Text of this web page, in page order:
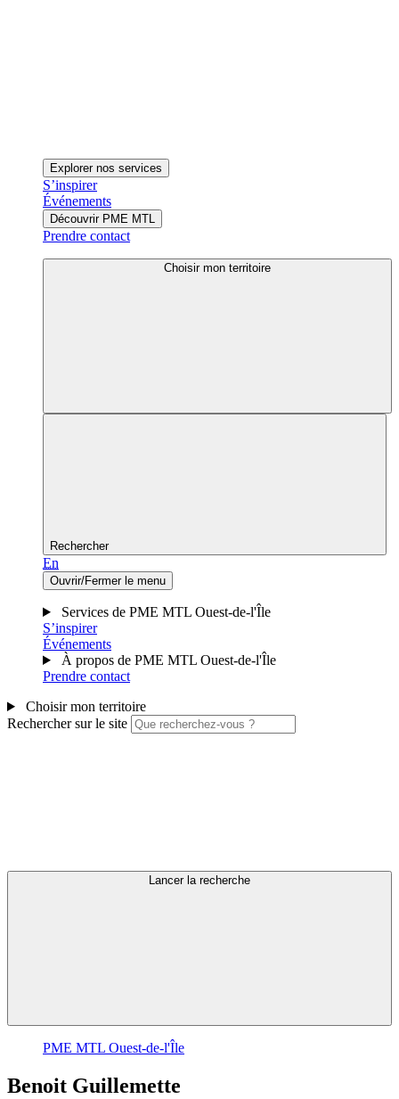
Explorer nos services
S’inspirer
Événements
Découvrir PME MTL
Prendre contact
Choisir mon territoire
Rechercher
En
Ouvrir/Fermer le menu
Services de PME MTL Ouest-de-l'Île
S’inspirer
Événements
À propos de PME MTL Ouest-de-l'Île
Prendre contact
Choisir mon territoire
Rechercher sur le site
Lancer la recherche
PME MTL Ouest-de-l'Île
Benoit Guillemette